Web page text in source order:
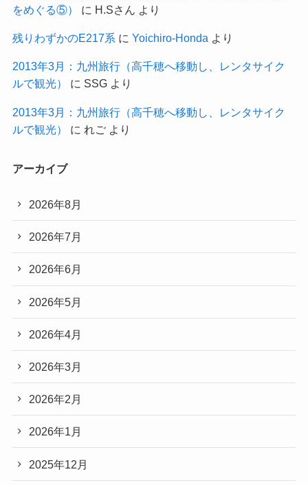
をめぐる⑤）
に H.Sさん より
残りわずかのE217系 に Yoichiro-Honda より
2013年3月：九州旅行（高千穂へ移動し、レンタサイク
ルで観光）
に SSGより
2013年3月：九州旅行（高千穂へ移動し、レンタサイク
ルで観光）
に れごより
アーカイブ
2026年8月
2026年7月
2026年6月
2026年5月
2026年4月
2026年3月
2026年2月
2026年1月
2025年12月